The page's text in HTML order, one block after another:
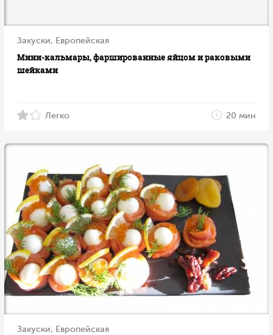
Закуски, Европейская
Мини-кальмары, фаршированные яйцом и раковыми
шейками
Легко 20 мин
Закуски, Европейская